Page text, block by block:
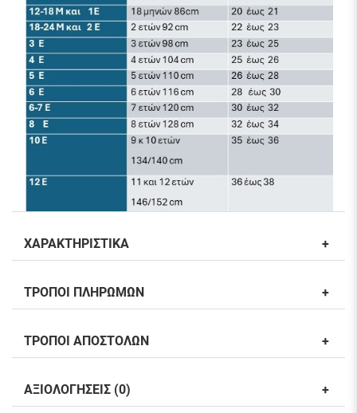
ΧΑΡΑΚΤΗΡΙΣΤΙΚΑ
ΤΡΟΠΟΙ ΠΛΗΡΩΜΩΝ
ΤΡΟΠΟΙ ΑΠΟΣΤΟΛΩΝ
ΑΞΙΟΛΟΓΗΣΕΙΣ (0)